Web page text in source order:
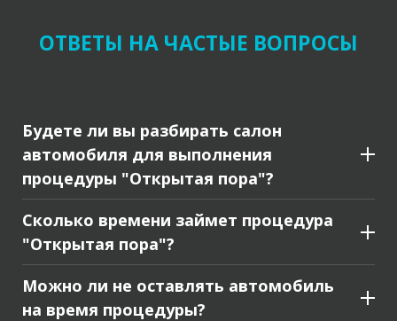
ОТВЕТЫ НА ЧАСТЫЕ ВОПРОСЫ
Будете ли вы разбирать салон
автомобиля для выполнения
процедуры "Открытая пора"?
Сколько времени займет процедура
"Открытая пора"?
Можно ли не оставлять автомобиль
на время процедуры?